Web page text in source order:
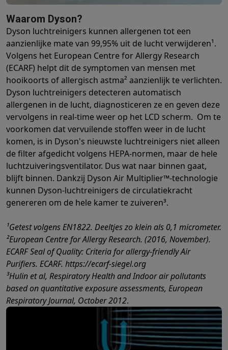
Waarom Dyson?
Dyson luchtreinigers kunnen allergenen tot een
aanzienlijke mate van 99,95% uit de lucht verwijderen¹.
Volgens het European Centre for Allergy Research
(ECARF) helpt dit de symptomen van mensen met
hooikoorts of allergisch astma² aanzienlijk te verlichten.
Dyson luchtreinigers detecteren automatisch
allergenen in de lucht, diagnosticeren ze en geven deze
vervolgens in real-time weer op het LCD scherm. Om te
voorkomen dat vervuilende stoffen weer in de lucht
komen, is in Dyson's nieuwste luchtreinigers niet alleen
de filter afgedicht volgens HEPA-normen, maar de hele
luchtzuiveringsventilator. Dus wat naar binnen gaat,
blijft binnen. Dankzij Dyson Air Multiplier™-technologie
kunnen Dyson-luchtreinigers de circulatiekracht
genereren om de hele kamer te zuiveren³.
¹Getest volgens EN1822. Deeltjes zo klein als 0,1 micrometer.
²European Centre for Allergy Research. (2016, November).
ECARF Seal of Quality: Criteria for allergy-friendly Air
Purifiers. ECARF. https://ecarf-siegel.org
³Hulin et al, Respiratory Health and Indoor air pollutants
based on quantitative exposure assessments, European
Respiratory Journal, October 2012.